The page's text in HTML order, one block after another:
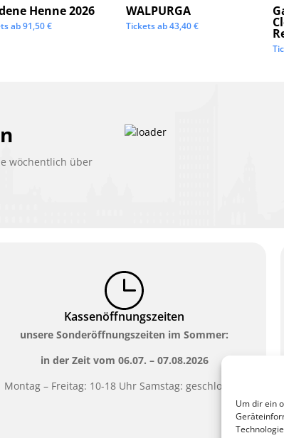
Um dir ein
Henne 2026
ab91,50€
WALPURGA
Tickets ab43,40€
wöchentlich über
Kassenöffnungszeiten
unsere Sonderöffnungszeiten im Sommer:
in der Zeit vom 06.07. – 07.08.2026
Montag – Freitag: 10-18 Uhr Samstag: geschlossen